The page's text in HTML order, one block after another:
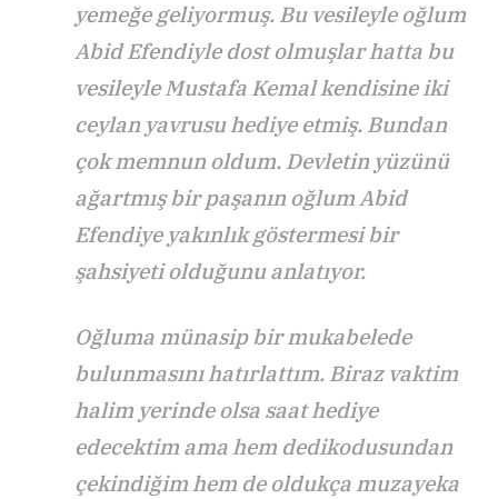
yemeğe geliyormuş. Bu vesileyle oğlum
Abid Efendiyle dost olmuşlar hatta bu
vesileyle Mustafa Kemal kendisine iki
ceylan yavrusu hediye etmiş. Bundan
çok memnun oldum. Devletin yüzünü
ağartmış bir paşanın oğlum Abid
Efendiye yakınlık göstermesi bir
şahsiyeti olduğunu anlatıyor.
Oğluma münasip bir mukabelede
bulunmasını hatırlattım. Biraz vaktim
halim yerinde olsa saat hediye
edecektim ama hem dedikodusundan
çekindiğim hem de oldukça muzayeka